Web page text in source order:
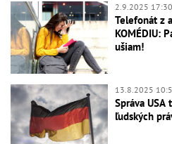
2.9.2025 17:30
Telefonát z
KOMÉDIU:
ušiam!
13.8.2025
Správa
ľudských